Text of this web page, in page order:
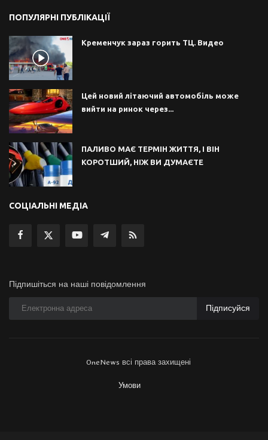
ПОПУЛЯРНІ ПУБЛІКАЦІЇ
Кременчук зараз горить ТЦ. Видео
Цей новий літаючий автомобіль може
вийти на ринок через...
ПАЛИВО МАЄ ТЕРМІН ЖИТТЯ, І ВІН
КОРОТШИЙ, НІЖ ВИ ДУМАЄТЕ
СОЦІАЛЬНІ МЕДІА
Підпишіться на наші повідомлення
Підписуйся
OneNews всі права захищені
Умови